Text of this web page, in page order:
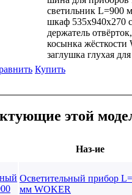
светильник L=900
шкаф 535х940х270
держатель
косынка жёсткости
заглушка глухая
Купить
этой
Наз-ие
Осветительный прибор
мм WOKER